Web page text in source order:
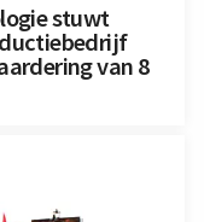
stuwt
van 8